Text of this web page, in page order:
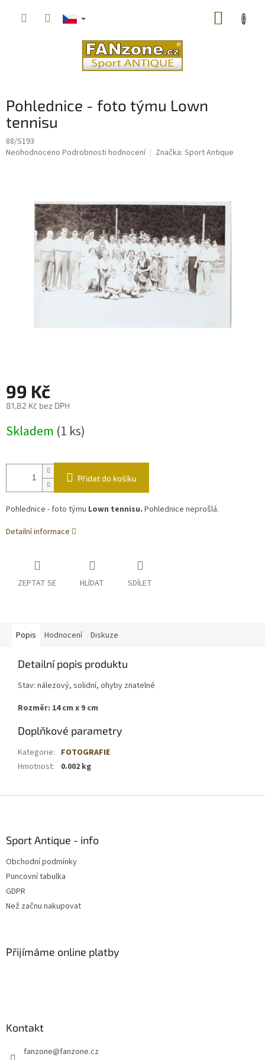
Pohlednice - foto týmu Lown
tennisu
88/S193
Průměrné
hvězdiček.
Neohodnoceno Podrobnosti hodnocení Značka: Sport Antique
99 Kč
81,82 Kč bez DPH
cena:
Skladem (1 ks)
Přidat do košíku
Pohlednice - foto týmu Lown tennisu. Pohlednice neprošlá.
Detailní informace
ZEPTAT SE HLÍDAT SDÍLET
Popis Hodnocení Diskuze
Detailní popis produktu
Stav: nálezový, solidní, ohyby znatelné
Rozměr: 14 cm x 9 cm
Doplňkové parametry
Kategorie: FOTOGRAFIE
Hmotnost: 0.002 kg
Sport Antique - info
Obchodní podmínky
Puncovní tabulka
GDPR
Než začnu nakupovat
Přijímáme online platby
Kontakt
fanzone@fanzone.cz